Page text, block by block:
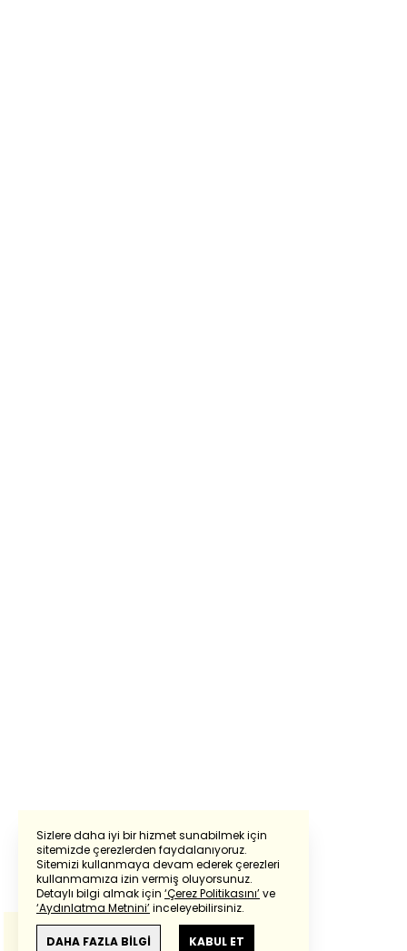
Sizlere daha iyi bir hizmet sunabilmek için
sitemizde çerezlerden faydalanıyoruz.
Sitemizi kullanmaya devam ederek çerezleri
kullanmamıza izin vermiş oluyorsunuz.
Detaylı bilgi almak için ‘Çerez Politikasını’ve
‘Aydınlatma Metnini’inceleyebilirsiniz.
DAHA FAZLA BİLGİ KABUL ET
Powered by Translate
Bu çevirideGoogle Transletekullanılmıştır.
Anlam ve çeviri hatalarından
haberturk.com